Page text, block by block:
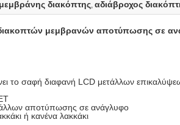
διακόπτης, αδιάβροχος
διακοπτών μεμβρανών αποτύπωσης σε
το σαφή διαφανή LCD μετάλλων
αποτύπωσης σε ανάγλυφο
ή κανένα λακκάκι